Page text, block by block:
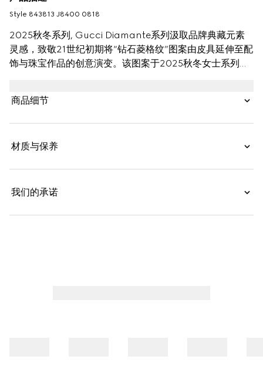
Style ‎843813 J8400 0818
2025秋冬系列, Gucci Diamante系列汲取品牌典藏元素
灵感，致敬21世纪初期将“钻石菱格纹”图案由皮具延伸至配
饰与珠宝作品的创意演变。该图案于2025秋冬女士系列中
商品细节
材质与保养
我们的承诺